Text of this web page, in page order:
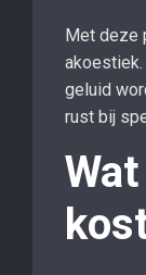
Met deze
geluid
rust bij